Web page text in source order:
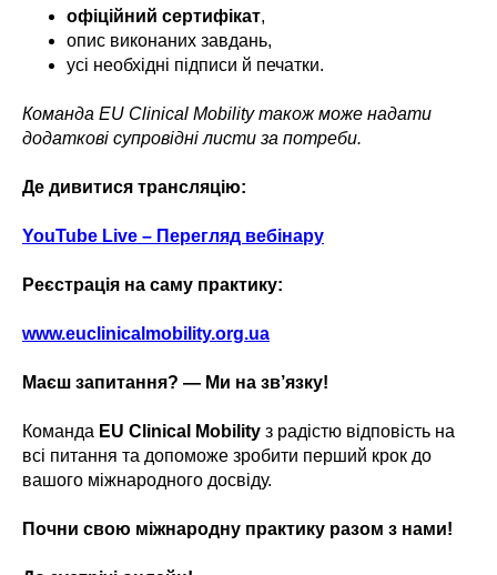
офіційний сертифікат,
опис виконаних завдань,
усі необхідні підписи й печатки.
Команда EU Clinical Mobility також може надати
додаткові супровідні листи за потреби.
Де дивитися трансляцію:
YouTube Live – Перегляд вебінару
Реєстрація на саму практику:
www.euclinicalmobility.org.ua
Маєш запитання? — Ми на зв’язку!
Команда EU Clinical Mobility з радістю відповість на
всі питання та допоможе зробити перший крок до
вашого міжнародного досвіду.
Почни свою міжнародну практику разом з нами!